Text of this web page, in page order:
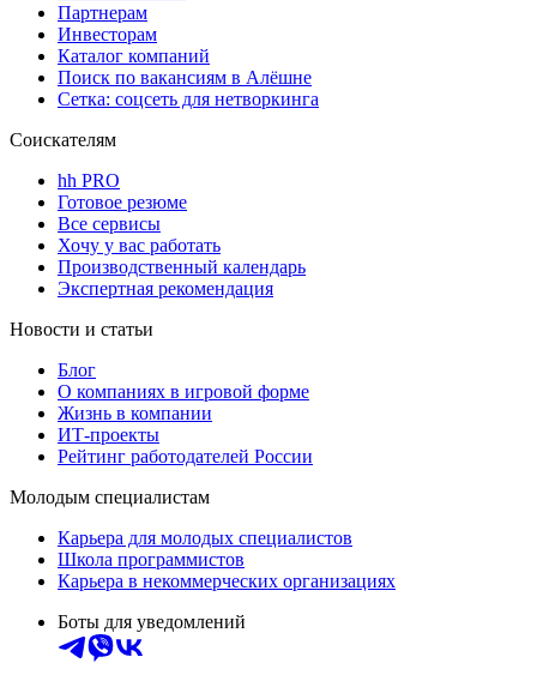
Партнерам
Инвесторам
Каталог компаний
Поиск по вакансиям в Алёшне
Сетка: соцсеть для нетворкинга
Соискателям
hh PRO
Готовое резюме
Все сервисы
Хочу у вас работать
Производственный календарь
Экспертная рекомендация
Новости и статьи
Блог
О компаниях в игровой форме
Жизнь в компании
ИТ-проекты
Рейтинг работодателей России
Молодым специалистам
Карьера для молодых специалистов
Школа программистов
Карьера в некоммерческих организациях
Боты для уведомлений